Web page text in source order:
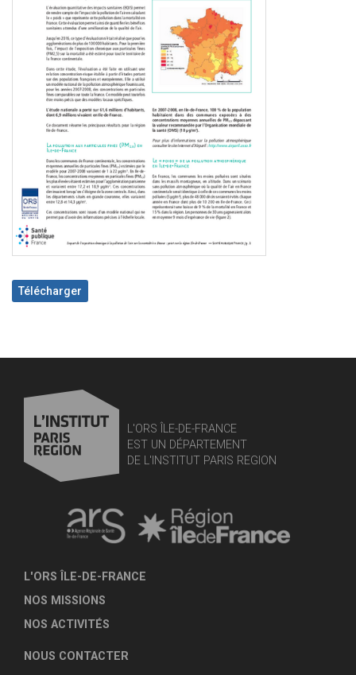
Télécharger
L'ORS ÎLE-DE-FRANCE
EST UN DÉPARTEMENT
DE L'INSTITUT PARIS REGION
L'ORS ÎLE-DE-FRANCE
NOS MISSIONS
NOS ACTIVITÉS
NOUS CONTACTER